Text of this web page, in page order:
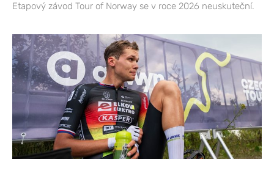
Etapový závod Tour of Norway se v roce 2026 neuskuteční.